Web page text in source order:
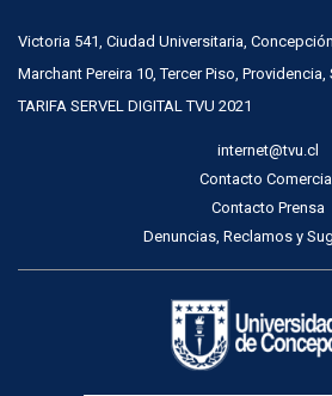
Victoria 541, Ciudad Universitaria,
Marchant Pereira 10, Tercer Piso,
TARIFA SERVEL DIGITAL TVU 2021
internet@tvu.cl
Contacto Comercial
Contacto Prensa
Denuncias, Reclamos y